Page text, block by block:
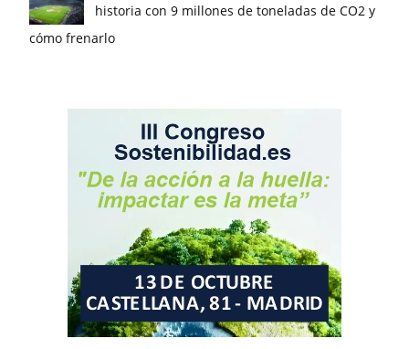
historia con 9 millones de toneladas de CO2 y
cómo frenarlo